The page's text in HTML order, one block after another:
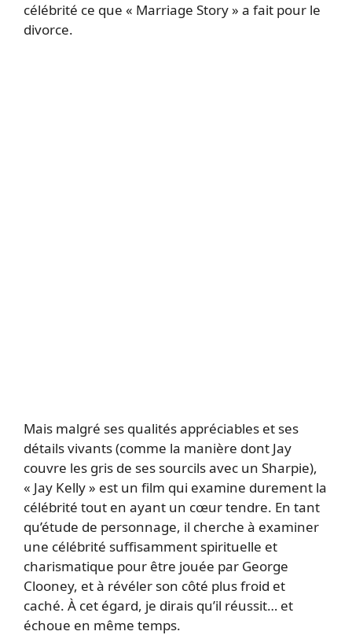
célébrité ce que « Marriage Story » a fait pour le
divorce.
Mais malgré ses qualités appréciables et ses
détails vivants (comme la manière dont Jay
couvre les gris de ses sourcils avec un Sharpie),
« Jay Kelly » est un film qui examine durement la
célébrité tout en ayant un cœur tendre. En tant
qu’étude de personnage, il cherche à examiner
une célébrité suffisamment spirituelle et
charismatique pour être jouée par George
Clooney, et à révéler son côté plus froid et
caché. À cet égard, je dirais qu’il réussit… et
échoue en même temps.